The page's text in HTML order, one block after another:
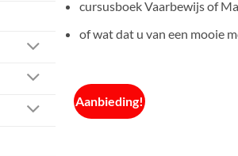
cursusboek Vaarbewijs of
of wat dat u van een mooie
Aanbieding!